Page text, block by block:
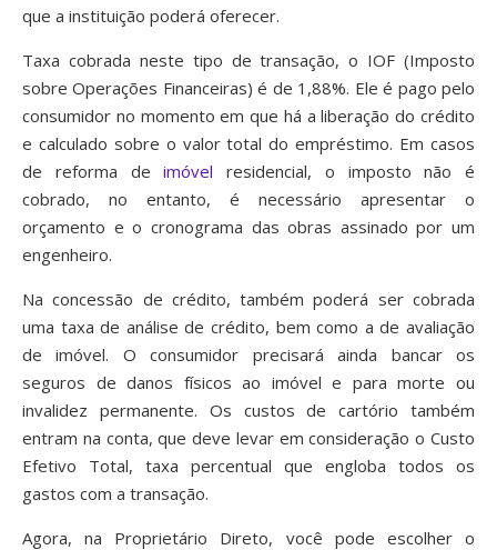
que a instituição poderá oferecer.
Taxa cobrada neste tipo de transação, o IOF (Imposto
sobre Operações Financeiras) é de 1,88%. Ele é pago pelo
consumidor no momento em que há a liberação do crédito
e calculado sobre o valor total do empréstimo. Em casos
de reforma deimóvel residencial, o imposto não é
cobrado, no entanto, é necessário apresentar o
orçamento e o cronograma das obras assinado por um
engenheiro.
Na concessão de crédito, também poderá ser cobrada
uma taxa de análise de crédito, bem como a de avaliação
de imóvel. O consumidor precisará ainda bancar os
seguros de danos físicos ao imóvel e para morte ou
invalidez permanente. Os custos de cartório também
entram na conta, que deve levar em consideração o Custo
Efetivo Total, taxa percentual que engloba todos os
gastos com a transação.
Agora, na Proprietário Direto, você pode escolher o